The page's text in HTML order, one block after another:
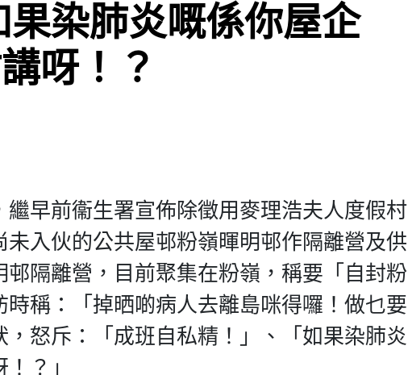
染肺炎嘅係你屋企
呀！？
早前衞生署宣佈除徵用麥理浩夫人度假村
入伙的公共屋邨粉嶺暉明邨作隔離營及供
隔離營，目前聚集在粉嶺，稱要「自封粉
稱：「掉晒啲病人去離島咪得囉！做乜要
怒斥：「成班自私精！」、「如果染肺炎
？」